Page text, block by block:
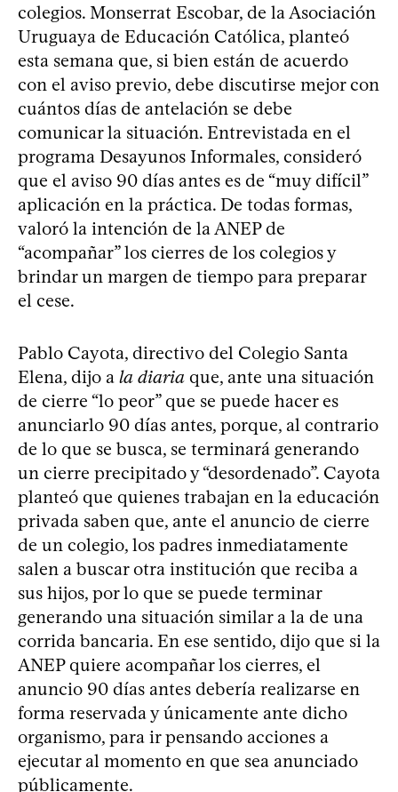
colegios. Monserrat Escobar, de la Asociación
Uruguaya de Educación Católica, planteó
esta semana que, si bien están de acuerdo
con el aviso previo, debe discutirse mejor con
cuántos días de antelación se debe
comunicar la situación. Entrevistada en el
programa Desayunos Informales, consideró
que el aviso 90 días antes es de “muy difícil”
aplicación en la práctica. De todas formas,
valoró la intención de la ANEP de
“acompañar” los cierres de los colegios y
brindar un margen de tiempo para preparar
el cese.
Pablo Cayota, directivo del Colegio Santa
Elena, dijo a la diaria que, ante una situación
de cierre “lo peor” que se puede hacer es
anunciarlo 90 días antes, porque, al contrario
de lo que se busca, se terminará generando
un cierre precipitado y “desordenado”. Cayota
planteó que quienes trabajan en la educación
privada saben que, ante el anuncio de cierre
de un colegio, los padres inmediatamente
salen a buscar otra institución que reciba a
sus hijos, por lo que se puede terminar
generando una situación similar a la de una
corrida bancaria. En ese sentido, dijo que si la
ANEP quiere acompañar los cierres, el
anuncio 90 días antes debería realizarse en
forma reservada y únicamente ante dicho
organismo, para ir pensando acciones a
ejecutar al momento en que sea anunciado
públicamente.